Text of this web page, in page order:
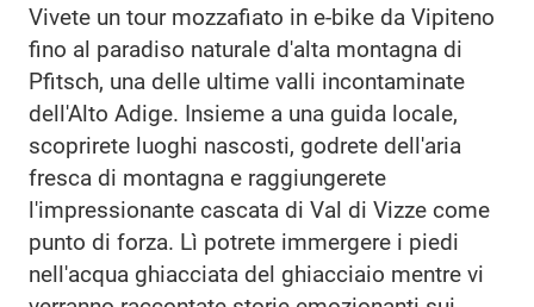
Vivete un tour mozzafiato in e-bike da Vipiteno
fino al paradiso naturale d'alta montagna di
Pfitsch, una delle ultime valli incontaminate
dell'Alto Adige. Insieme a una guida locale,
scoprirete luoghi nascosti, godrete dell'aria
fresca di montagna e raggiungerete
l'impressionante cascata di Val di Vizze come
punto di forza. Lì potrete immergere i piedi
nell'acqua ghiacciata del ghiacciaio mentre vi